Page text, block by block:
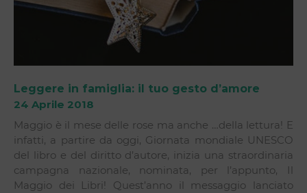
Leggere in famiglia: il tuo gesto d’amore
24 Aprile 2018
Maggio è il mese delle rose ma anche …della lettura! E
infatti, a partire da oggi, Giornata mondiale UNESCO
del libro e del diritto d’autore, inizia una straordinaria
campagna nazionale, nominata, per l’appunto, Il
Maggio dei Libri! Quest’anno il messaggio lanciato